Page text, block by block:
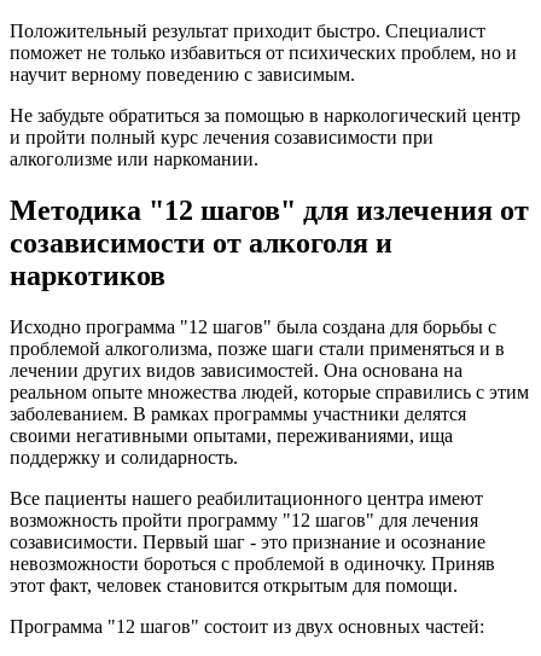
Положительный результат приходит быстро. Специалист
поможет не только избавиться от психических проблем, но и
научит верному поведению с зависимым.
Не забудьте обратиться за помощью в наркологический центр
и пройти полный курс лечения созависимости при
алкоголизме или наркомании.
Методика "12 шагов" для излечения от
созависимости от алкоголя и
наркотиков
Исходно программа "12 шагов" была создана для борьбы с
проблемой алкоголизма, позже шаги стали применяться и в
лечении других видов зависимостей. Она основана на
реальном опыте множества людей, которые справились с этим
заболеванием. В рамках программы участники делятся
своими негативными опытами, переживаниями, ища
поддержку и солидарность.
Все пациенты нашего реабилитационного центра имеют
возможность пройти программу "12 шагов" для лечения
созависимости. Первый шаг - это признание и осознание
невозможности бороться с проблемой в одиночку. Приняв
этот факт, человек становится открытым для помощи.
Программа "12 шагов" состоит из двух основных частей: